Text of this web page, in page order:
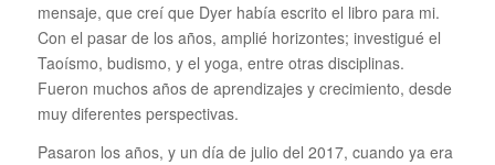
mensaje, que creí que Dyer había escrito el libro para mi.
Con el pasar de los años, amplié horizontes; investigué el
Taoísmo, budismo, y el yoga, entre otras disciplinas.
Fueron muchos años de aprendizajes y crecimiento, desde
muy diferentes perspectivas.
Pasaron los años, y un día de julio del 2017, cuando ya era